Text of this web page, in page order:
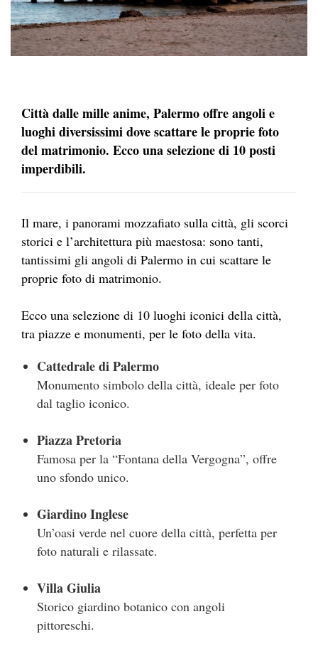
Città dalle mille anime, Palermo offre angoli e
luoghi diversissimi dove scattare le proprie foto
del matrimonio. Ecco una selezione di 10 posti
imperdibili.
Il mare, i panorami mozzafiato sulla città, gli scorci
storici e l’architettura più maestosa: sono tanti,
tantissimi gli angoli di Palermo in cui scattare le
proprie foto di matrimonio.
Ecco una selezione di 10 luoghi iconici della città,
tra piazze e monumenti, per le foto della vita.
Cattedrale di Palermo
Monumento simbolo della città, ideale per foto
dal taglio iconico.
Piazza Pretoria
Famosa per la “Fontana della Vergogna”, offre
uno sfondo unico.
Giardino Inglese
Un’oasi verde nel cuore della città, perfetta per
foto naturali e rilassate.
Villa Giulia
Storico giardino botanico con angoli
pittoreschi.